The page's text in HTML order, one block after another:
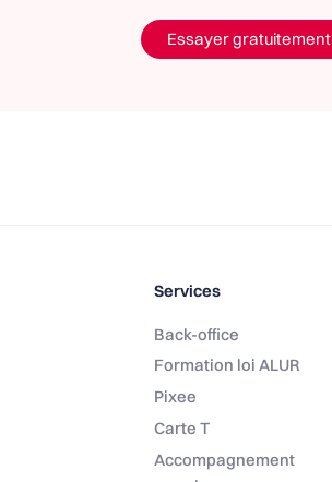
Essayer gratuitement
Services
Back-office
Formation loi ALUR
Pixee
Carte T
Accompagnement